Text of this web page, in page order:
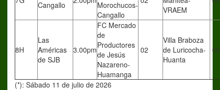
Cangallo
Morochucos-
Cangallo
VRAEM
8H
Las
Américas
de SJB
3.00pm
FC Mercado
de
Productores
de Jesús
Nazareno-
Huamanga
02
Villa Braboza
de Luricocha-
Huanta
02
(*): Sábado 11 de julio de 2026